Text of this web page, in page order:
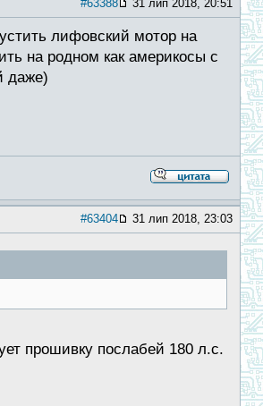
#63388 31 лип 2018, 20:51
лифовский мотор на
на родном как америкосы с
даже)
#63404 31 лип 2018, 23:03
прошивку послабей 180 л.с.